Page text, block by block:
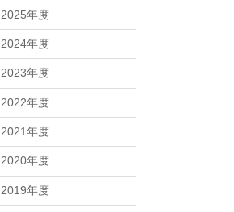
2025年度
2024年度
2023年度
2022年度
2021年度
2020年度
2019年度